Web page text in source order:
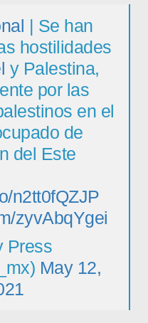
| Se han
hostilidades
y Palestina,
por las
en el
de
del Este
n2tt0fQZJP
zyvAbqYgei
May 12,